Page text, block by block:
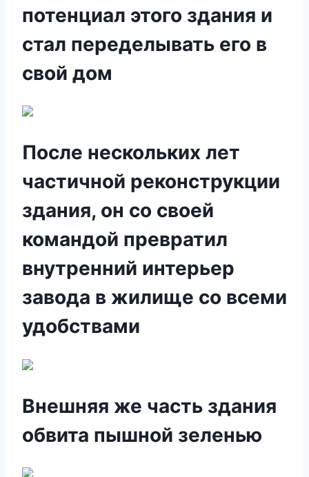
потенциал этого здания и
стал переделывать его в
свой дом
После нескольких лет
частичной реконструкции
здания, он со своей
командой превратил
внутренний интерьер
завода в жилище со всеми
удобствами
Внешняя же часть здания
обвита пышной зеленью